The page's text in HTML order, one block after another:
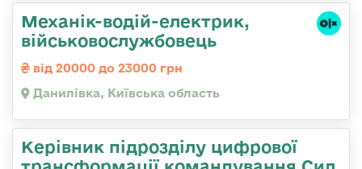
Механік-водій-електрик,
військовослужбовець
від 20000 до 23000 грн
Данилівка, Київська область
Керівник підрозділу цифрової